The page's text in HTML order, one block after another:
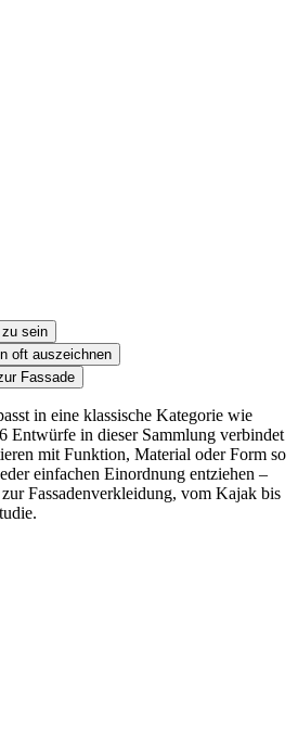
sein
oft auszeichnen
Fassade
in eine klassische Kategorie wie
Entwürfe in dieser Sammlung verbindet
mit Funktion, Material oder Form so
einfachen Einordnung entziehen –
Fassadenverkleidung, vom Kajak bis